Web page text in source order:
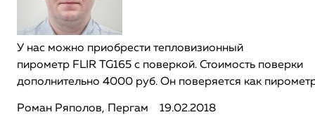
У нас можно приобрести тепловизионный
пирометр FLIR TG165 с поверкой. Стоимость поверки
дополнительно 4000 руб. Он поверяется как
Роман Ряполов, Пергам 19.02.2018